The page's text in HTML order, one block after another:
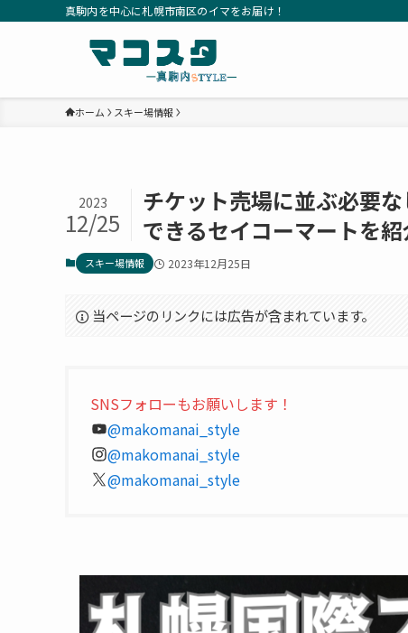
真駒内を中心に札幌市南区のイマをお届け！
ホーム スキー場情報
チケット売場に並ぶ必要
できるセイコーマートを紹
2023
12/25
スキー場情報 2023年12月25日
当ページのリンクには広告が含まれています。
SNSフォローもお願いします！
@makomanai_style
@makomanai_style
@makomanai_style